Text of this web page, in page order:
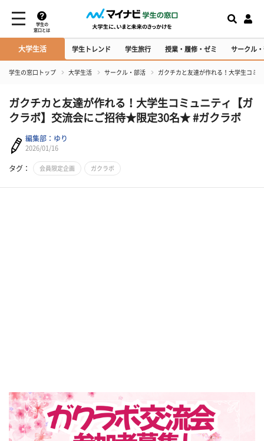
学生の
窓口とは
大学生活 学生トレンド 学生旅行 授業・履修・ゼミ サークル
学生の窓口トップ 大学生活 サークル・部活 ガクチカと友達が作れる！大学生コミ
ガクチカと友達が作れる！大学生コミュニティ【ガ
クラボ】交流会にご招待★限定30名★ #ガクラボ
編集部：ゆり
2026/01/16
タグ： 会員限定企画 ガクラボ